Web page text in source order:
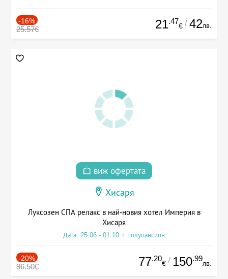
-16%
25.57€ 21.47
€ / 42лв.
виж офертата
Хисаря
Луксозен СПА релакс в най-новия хотел Империя в
Хисаря
Дата: 25.06 - 01.10 + полупансион
-20%
96.50€ 77.20
€ / 150.99
лв.